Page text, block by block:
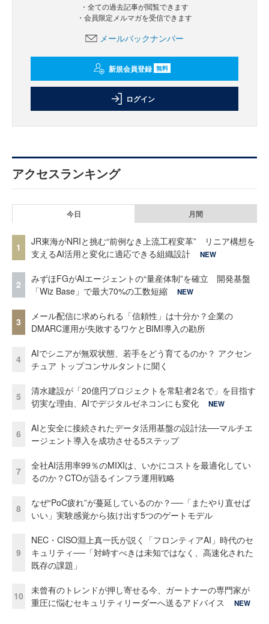
・全ての過去記事が閲覧できます
・会員限定メルマガを受信できます
メールバックナンバー
新規会員登録 無料
ログイン
アクセスランキング
今日 月間
1
JR東海がNRIと挑む“前例なき上流工程変革” リニア構想を
支えるAI活用と変化に適応できる組織設計
NEW
2
みずほFGがAIエージェントの“量産体制”を確立 開発基盤
「Wiz Base」で最大70%の工数短縮
NEW
3
メール配信に求められる「信頼性」は十分か？企業の
DMARC運用が失敗するワケとBIMI導入の勘所
4
AIでシニアが無双状態、若手をどう育てるのか？ アクセン
チュア トップコンサルタントに聞く
5
清水建設が「20億円プロジェクトを常駐者2名で」を目指す
切実な理由、AIでデジタルゼネコンにも変化
NEW
6
AIと安全に接続されたデータ活用基盤の設計法──マルチエ
ージェント導入を成功させる5ステップ
7
全社AI活用率99％のMIXIは、いかにコストを最適化してい
るのか？CTOが語るインフラ運用戦略
8
なぜ“PoC疲れ”が蔓延しているのか？──「またやり直せば
いい」実験感覚から抜け出す5つのゲートモデル
9
NEC・CISO淵上真一氏が説く「フロンティアAI」時代のセ
キュリティ──「対峙すべきは未知ではなく、高速化された
既存の課題」
10
未曾有のトレンドが押し寄せる今、ガートナーの専門家が
重圧に悩むセキュリティリーダーへ送るアドバイス
NEW